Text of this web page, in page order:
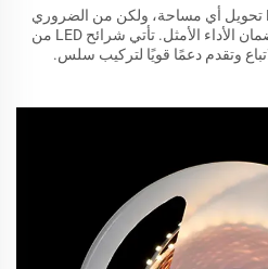
يمكن لتركيب شرائح الإضاءة LED تحويل أي مساحة، ولكن من الضروري
اتباع خطوات التركيب الصحيحة لضمان الأداء الأمثل. تأتي شرائح LED من